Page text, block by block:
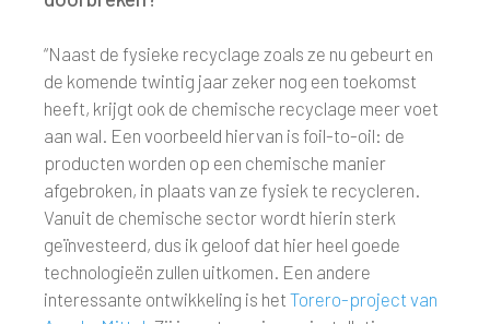
“Naast de fysieke recyclage zoals ze nu gebeurt en
de komende twintig jaar zeker nog een toekomst
heeft, krijgt ook de chemische recyclage meer voet
aan wal. Een voorbeeld hiervan is foil-to-oil: de
producten worden op een chemische manier
afgebroken, in plaats van ze fysiek te recycleren.
Vanuit de chemische sector wordt hierin sterk
geïnvesteerd, dus ik geloof dat hier heel goede
technologieën zullen uitkomen. Een andere
interessante ontwikkeling is het Torero-project van